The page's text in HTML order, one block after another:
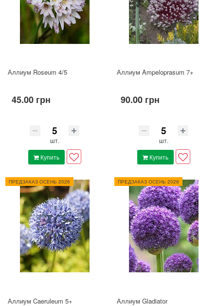
Аллиум Roseum 4/5
45.00 грн
шт.
Купить
Аллиум Ampeloprasum 7+
90.00 грн
шт.
Купить
ПРЕДЗАКАЗ ОСЕНЬ 2026
Аллиум Caeruleum 5+
ПРЕДЗАКАЗ ОСЕНЬ 2026
Аллиум Gladiator